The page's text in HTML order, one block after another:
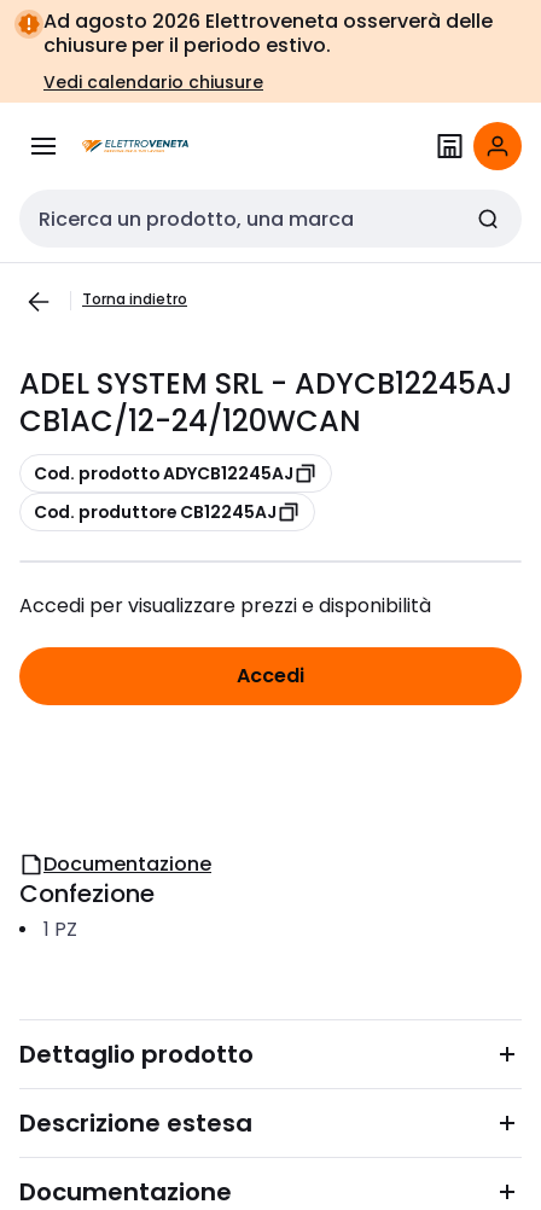
Vai alla
navigazione
Vai
alla
pagina
Ad agosto 2026 Elettroveneta osserverà delle
chiusure per il periodo estivo.
Vedi calendario chiusure
Cerca input
Torna indietro
ADEL SYSTEM SRL - ADYCB12245AJ
CB1AC/12-24/120WCAN
copia
Cod. prodotto ADYCB12245AJ
copia
Cod. produttore CB12245AJ
Accedi per visualizzare prezzi e disponibilità
Accedi
Documentazione
Confezione
1 PZ
Dettaglio prodotto
Descrizione estesa
Documentazione